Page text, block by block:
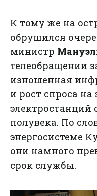
К тому же на
обрушился
министр
телеобращении
изношенная
и рост спроса
электростанций
полувека. По
энергосистеме
они намного
срок службы.